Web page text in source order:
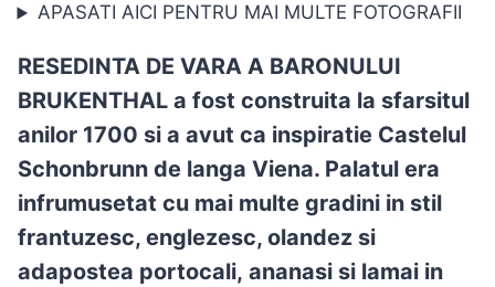
APASATI AICI PENTRU MAI MULTE FOTOGRAFII
RESEDINTA DE VARA A BARONULUI
BRUKENTHAL a fost construita la sfarsitul
anilor 1700 si a avut ca inspiratie Castelul
Schonbrunn de langa Viena. Palatul era
infrumusetat cu mai multe gradini in stil
frantuzesc, englezesc, olandez si
adapostea portocali, ananasi si lamai in